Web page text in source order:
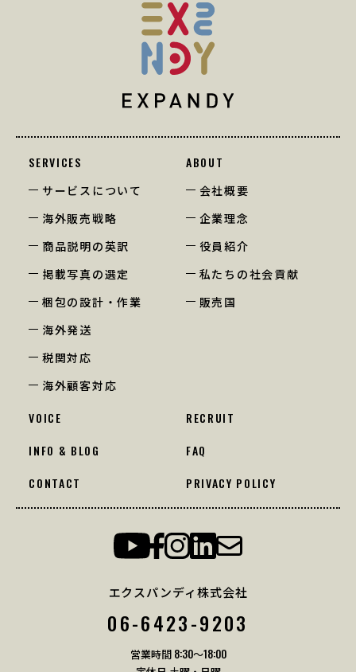
SERVICES
サービスについて
海外販売戦略
商品説明の英訳
掲載写真の選定
梱包の設計・作業
海外発送
税関対応
海外顧客対応
ABOUT
会社概要
企業理念
役員紹介
私たちの社会貢献
販売国
VOICE
RECRUIT
INFO & BLOG
FAQ
CONTACT
PRIVACY POLICY
エクスパンディ株式会社
06-6423-9203
営業時間 8:30〜18:00